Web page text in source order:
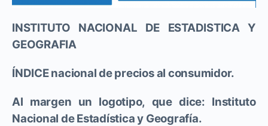
INSTITUTO NACIONAL DE ESTADISTICA Y
GEOGRAFIA
ÍNDICE nacional de precios al consumidor.
Al margen un logotipo, que dice: Instituto
Nacional de Estadística y Geografía.